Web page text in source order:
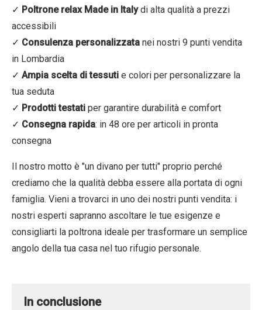
✓ Poltrone relax Made in Italydi alta qualità a prezzi
accessibili
✓ Consulenza personalizzata nei nostri 9 punti vendita
in Lombardia
✓ Ampia scelta di tessuti e colori per personalizzare la
tua seduta
✓ Prodotti testati per garantire durabilità e comfort
✓ Consegna rapida: in 48 ore per articoli in pronta
consegna
Il nostro motto è "un divano per tutti" proprio perché
crediamo che la qualità debba essere alla portata di ogni
famiglia. Vieni a trovarci in uno dei nostri punti vendita: i
nostri esperti sapranno ascoltare le tue esigenze e
consigliarti la poltrona ideale per trasformare un semplice
angolo della tua casa nel tuo rifugio personale.
In conclusione